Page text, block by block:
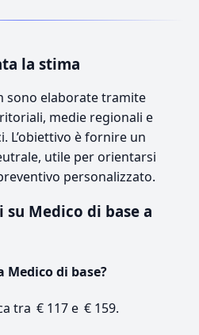
la stima
sono elaborate tramite
medie regionali e
L’obiettivo è fornire un
utile per orientarsi
personalizzato.
Medico di base a
di base?
tra € 117 e € 159.